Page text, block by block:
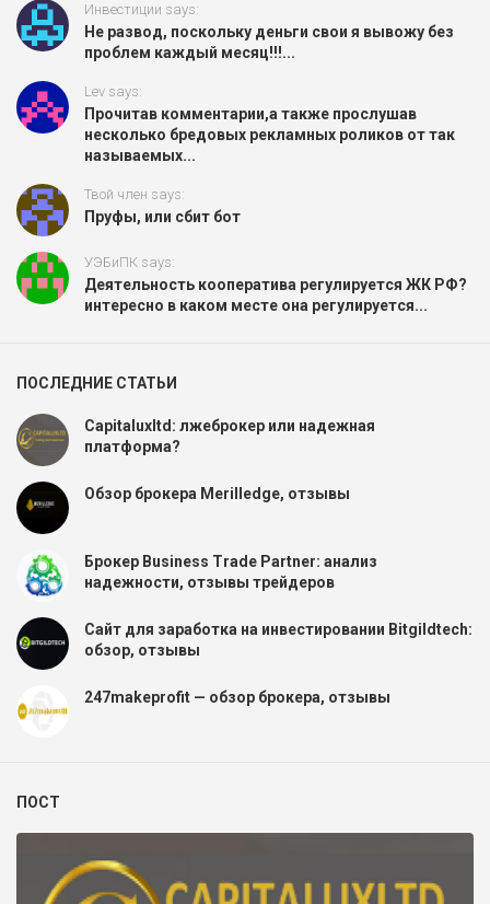
Инвестиции says:
Не развод, поскольку деньги свои я вывожу без
проблем каждый месяц!!!...
Lev says:
Прочитав комментарии,а также прослушав
несколько бредовых рекламных роликов от так
называемых...
Твой член says:
Пруфы, или сбит бот
УЭБиПК says:
Деятельность кооператива регулируется ЖК РФ?
интересно в каком месте она регулируется...
ПОСЛЕДНИЕ СТАТЬИ
Capitaluxltd: лжеброкер или надежная
платформа?
Обзор брокера Merilledge, отзывы
Брокер Business Trade Partner: анализ
надежности, отзывы трейдеров
Сайт для заработка на инвестировании Bitgildtech:
обзор, отзывы
247makeprofit — обзор брокера, отзывы
ПОСТ